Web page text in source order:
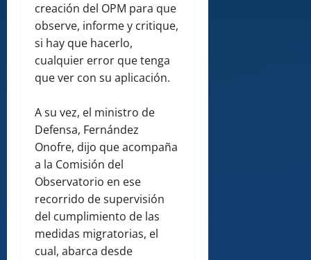
creación del OPM para que
observe, informe y critique,
si hay que hacerlo,
cualquier error que tenga
que ver con su aplicación.
A su vez, el ministro de
Defensa, Fernández
Onofre, dijo que acompaña
a la Comisión del
Observatorio en ese
recorrido de supervisión
del cumplimiento de las
medidas migratorias, el
cual, abarca desde